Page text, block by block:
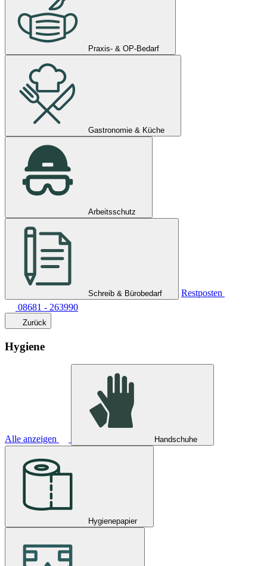
Praxis- & OP-Bedarf
Gastronomie & Küche
Arbeitsschutz
Schreib & Bürobedarf
Restposten
08681 - 263990
Zurück
Hygiene
Alle anzeigen Handschuhe
Hygienepapier